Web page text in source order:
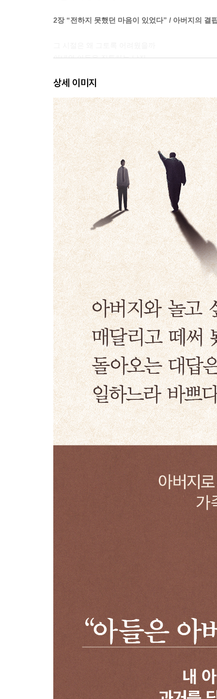
2장 “전하지 못했던 마음이 있었다” / 아버지의 결
아내와 아들을 질투하는 남자
거칠고 강하다가 끝내 무기력해졌다
나의 무관심한 아버지
어디에도 소속되지 못했던 사람
3장 “아들은 아버지의 등을 보고 자란다” / 아버지
아버지가 아들에게 물려줘야 할 것
투사의 그림자가 아들에게 드리울 때
아버지의 시간은 아들에게로 흐른다
그렇게 아버지가 된다
인정받고 싶은 남자들
아버지라는 빛과 그림자
4장 “아버지가 사라진 시대에 아버지 되기” / 아버
새로운 아버지상의 탄생
아버지를 넘어 멘토로
더 이상 방관자가 아니다
심리적 주파수를 맞추려는 노력
5장 “아버지의 어깨를 털어 주는 시간” / 남자의 회
아버지의 카르마 끊기
남자의 욕망과 자존감
야생에서 수컷이 중요한 이유
페르소나, 아니무스, 아니마
고아가 세상을 구한다
에필로그 과거를 딛고 나다운 아버지로 사는 길
상세 이미지